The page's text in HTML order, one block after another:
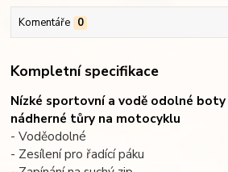
Komentáře 0
Kompletní specifikace
Nízké sportovní a vodě odolné
nádherné tůry na motocyklu
- Voděodolné
- Zesílení pro řadící páku